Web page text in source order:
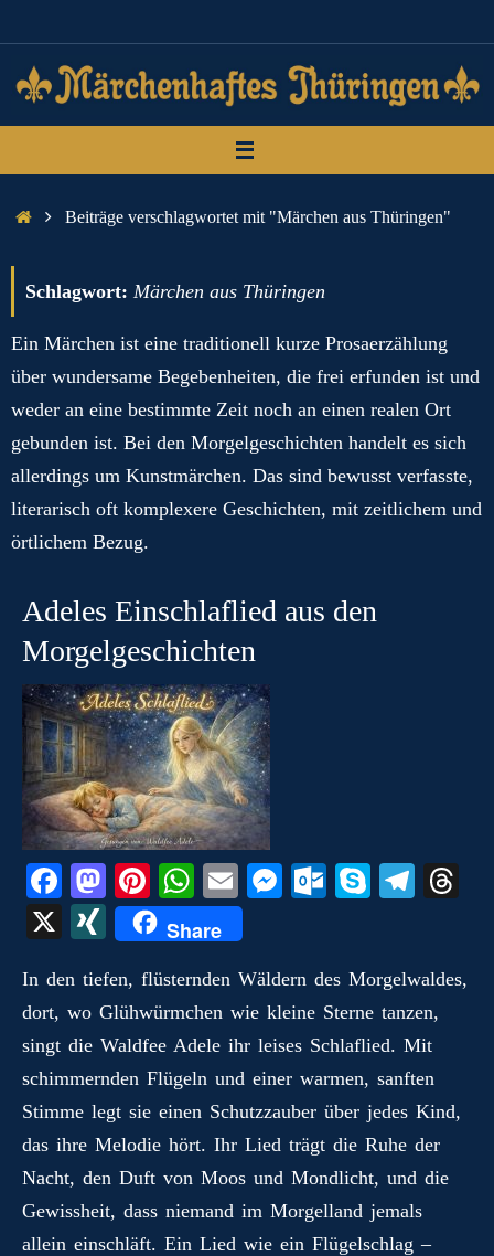
Inhalt
springen
StartBeiträge verschlagwortet mit "Märchen aus Thüringen"
Schlagwort: Märchen aus Thüringen
Ein Märchen ist eine traditionell kurze Prosaerzählung
über wundersame Begebenheiten, die frei erfunden ist und
weder an eine bestimmte Zeit noch an einen realen Ort
gebunden ist. Bei den Morgelgeschichten handelt es sich
allerdings um Kunstmärchen. Das sind bewusst verfasste,
literarisch oft komplexere Geschichten, mit zeitlichem und
örtlichem Bezug.
Adeles Einschlaflied aus den
Morgelgeschichten
Fa
ce
bo
ok
M
as
to
do
n
Pi
nt
er
es
t
W
ha
ts
A
pp
E
m
ail
M
ng
er
O
ok
.c
o
m
S
Te
a
m
ds
X
X
N
G
Share
In den tiefen, flüsternden Wäldern des Morgelwaldes,
dort, wo Glühwürmchen wie kleine Sterne tanzen,
singt die Waldfee Adele ihr leises Schlaflied. Mit
schimmernden Flügeln und einer warmen, sanften
Stimme legt sie einen Schutzzauber über jedes Kind,
das ihre Melodie hört. Ihr Lied trägt die Ruhe der
Nacht, den Duft von Moos und Mondlicht, und die
Gewissheit, dass niemand im Morgelland jemals
allein einschläft. Ein Lied wie ein Flügelschlag –